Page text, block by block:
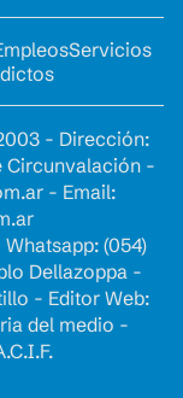
Servicios
- Dirección:
Circunvalación -
- Email:
Whatsapp: (054)
Dellazoppa -
- Editor Web:
del medio -